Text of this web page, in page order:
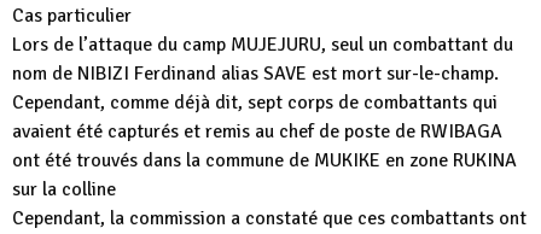
Cas particulier
Lors de l’attaque du camp MUJEJURU, seul un combattant du
nom de NIBIZI Ferdinand alias SAVE est mort sur-le-champ.
Cependant, comme déjà dit, sept corps de combattants qui
avaient été capturés et remis au chef de poste de RWIBAGA
ont été trouvés dans la commune de MUKIKE en zone RUKINA
sur la colline
Cependant, la commission a constaté que ces combattants ont